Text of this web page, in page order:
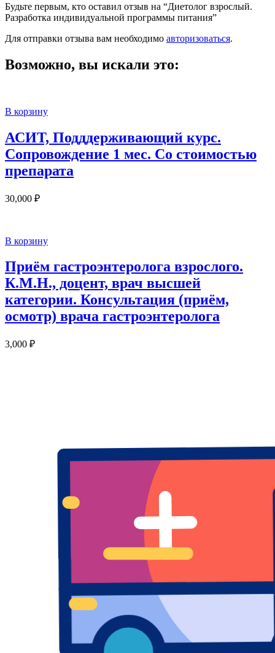
Будьте первым, кто оставил отзыв на “Диетолог взрослый.
Разработка индивидуальной программы питания”
Для отправки отзыва вам необходимо авторизоваться.
Возможно, вы искали это:
В корзину
АСИТ, Подддерживающий курс.
Сопровождение 1 мес. Со стоимостью
препарата
30,000 ₽
В корзину
Приём гастроэнтеролога взрослого.
К.М.Н., доцент, врач высшей
категории. Консультация (приём,
осмотр) врача гастроэнтеролога
3,000 ₽